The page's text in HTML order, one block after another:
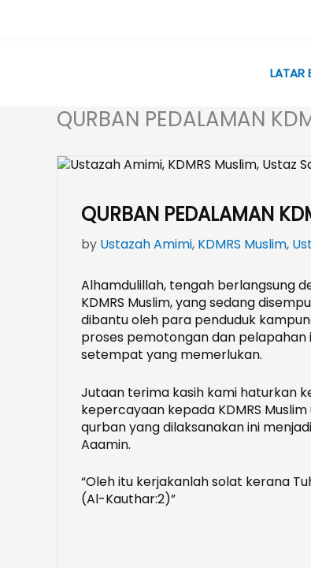
LATAR
QURBAN PEDALAMAN
QURBAN PEDALAMAN
by Ustazah Amimi, KDMRS Muslim,
Alhamdulillah, tengah berlangsung
KDMRS Muslim, yang sedang
dibantu oleh para penduduk
proses pemotongan dan
setempat yang memerlukan.
Jutaan terima kasih kami haturkan
kepercayaan kepada KDMRS
qurban yang dilaksanakan ini
Aaamin.
“Oleh itu kerjakanlah solat kerana
(Al-Kauthar:2)”